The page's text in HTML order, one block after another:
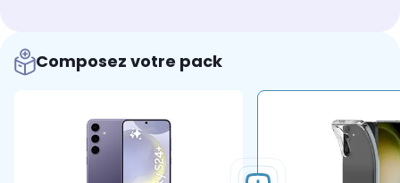
Composez votre pack